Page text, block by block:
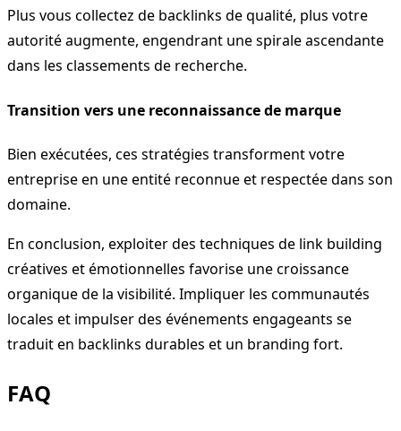
Plus vous collectez de backlinks de qualité, plus votre
autorité augmente, engendrant une spirale ascendante
dans les classements de recherche.
Transition vers une reconnaissance de marque
Bien exécutées, ces stratégies transforment votre
entreprise en une entité reconnue et respectée dans son
domaine.
En conclusion, exploiter des techniques de link building
créatives et émotionnelles favorise une croissance
organique de la visibilité. Impliquer les communautés
locales et impulser des événements engageants se
traduit en backlinks durables et un branding fort.
FAQ